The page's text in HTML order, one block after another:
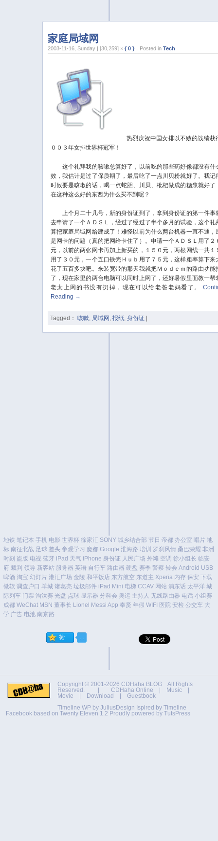
家庭局域网
2003-11-16, Sunday | [30,259] ×{ 0 } ，Posted inTech
热烈庆祝中国女排以不败的战绩获
００３年女排世界杯冠军！
这个礼拜我的咳嗽总算好了，以前吃的那些药好像都没有什
效，我估计是过了保质期了，最后吃了一点川贝粉就好了。我记
时候要是咳嗽的话，喝一点蛇胆、川贝、枇杷做成的糖浆就好了
在这种这么好的东西为什么买不到呢？
上个月二十几号，新的身份证到了，拿到身份证的第一件事
去申请了一个ＡＤＳＬ，经过了经过了半个多月的试验，这个礼
算把家庭局域网给建成了！难怪以前为什么两台机器一直不通，
是网卡的问题（真的把网给卡住了）。申请一个ＡＤＳＬ用了２
元，以前的两张网卡再加上新买的，１５０元，两根网线一共１
用了３０元，一个五口铁壳Ｈｕｂ用了７５元，这样粗率算下来
花了五百多块吧。来装宽带的那天我就把Ｍｏｄｅｍ的路由功能
了，现在家里的两台电脑可以同时上网了，还好暑假里面教一帮
老太上网的书没有扔掉，现在可以给老爸老妈看了。
Reading →
Tagged： 咳嗽 局域网 ,报纸 ,身份证 |
地铁 笔记本 手机 电影 世界杯 徐家汇 SONY 城乡结合部 节日 帝都 办公室 唱片 地
标 南征北战 足球 差头 参观学习 魔都 Google 淮海路 培训 罗刹风情 桑巴荣耀 非洲
时刻 盗版 电视 蓝牙 iPad 天气 iPhone 身份证 人民广场 外滩 空调 徐小组长 临安
府 裁判 领导 新客站 服务器 英语 自行车 路由器 硬盘 赛季 警察 转会 Android USB
啤酒 淘宝 幻灯片 港汇广场 金陵 和平饭店 东方航空 东道主 Xperia 内存 保安 下载
微软 调查户口 羊城 诸葛亮 垃圾邮件 iPad Mini 电梯 CCAV 网站 浦东话 太平洋 城
际列车 门票 淘汰赛 光盘 点球 显示器 分科会 奥运 主持人 无线路由器 电话 小组赛
成都 WeChat MSN 董事长 Lionel Messi App 奉贤 年假 WIFI 医院 安检 公交车 大
学 广告 电池 南京路
Copyright © 2001-2026 CDHaha BLOG All Rights
Reserved. | CDHaha Online Music
Movie
Download
Guestbook
Timeline WP by JuliusDesign Ispired by Timeline
Facebook based on Twenty Eleven 1.2 Proudly powered by TutsPress